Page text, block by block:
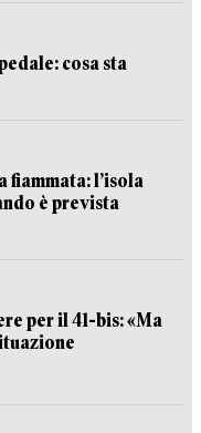
cosa sta
fiammata: l’isola
è prevista
per il 41-bis: «Ma